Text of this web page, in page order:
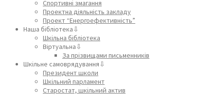
Спортивні змагання
Проектна діяльність закладу
Проект “Енергоефективність”
Наша бібліотека⇩
Шкільна бібліотека
Віртуальна⇩
За прізвищами письменників
Шкільне самоврядування⇩
Президент школи
Шкільний парламент
Старостат, шкільний актив